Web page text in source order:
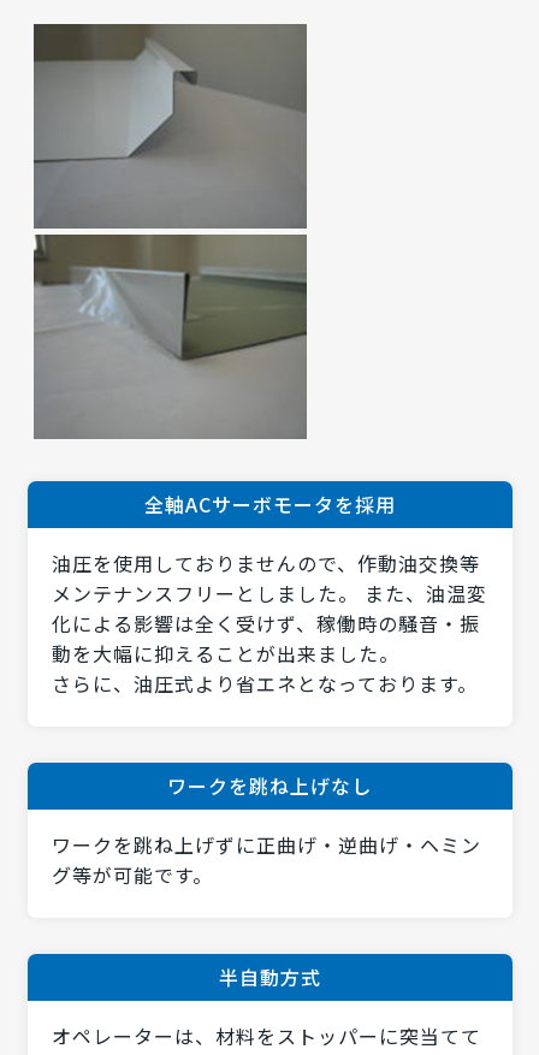
全軸ACサーボモータを採用
油圧を使用しておりませんので、作動油交換等
メンテナンスフリーとしました。 また、油温変
化による影響は全く受けず、稼働時の騒音・振
動を大幅に抑えることが出来ました。
さらに、油圧式より省エネとなっております。
ワークを跳ね上げなし
ワークを跳ね上げずに正曲げ・逆曲げ・ヘミン
グ等が可能です。
半自動方式
オペレーターは、材料をストッパーに突当てて